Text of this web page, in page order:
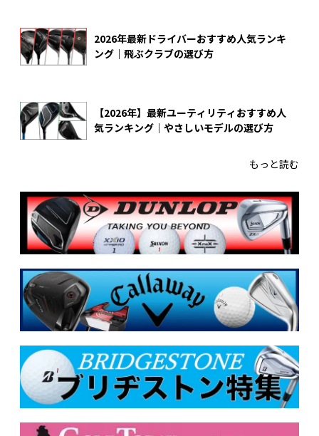
2026年最新ドライバーおすすめ人気ランキ
ング｜飛ぶクラブの選び方
【2026年】最新ユーティリティおすすめ人
気ランキング｜やさしいモデルの選び方
もっと読む